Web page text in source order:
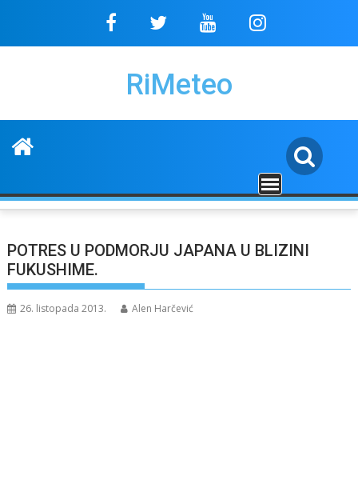
content
RiMeteo
POTRES U PODMORJU JAPANA U BLIZINI
FUKUSHIME.
26. listopada 2013. Alen Harčević